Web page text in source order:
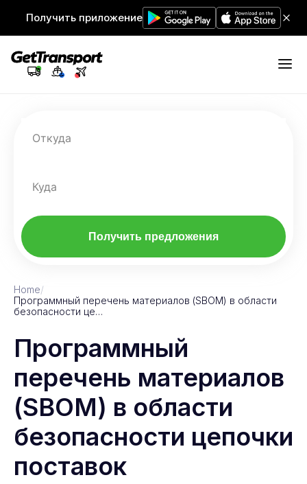
Получить приложение
Откуда
Куда
Получить предложения
Home/
Программный перечень материалов (SBOM) в области
безопасности це…
Программный
перечень материалов
(SBOM) в области
безопасности цепочки
поставок